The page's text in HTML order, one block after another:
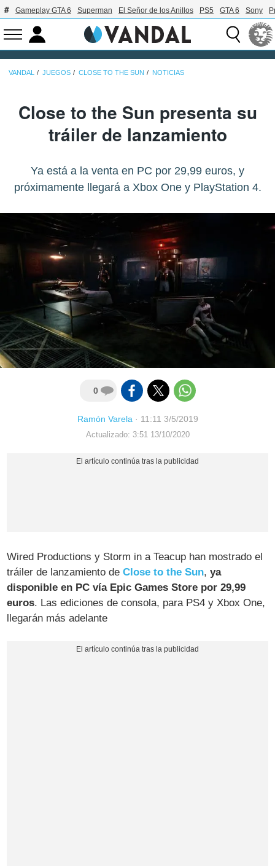
Gameplay GTA 6 Superman El Señor de los Anillos PS5 GTA 6 Sony
VANDAL JUEGOS CLOSE TO THE SUN NOTICIAS
Close to the Sun presenta su
tráiler de lanzamiento
Ya está a la venta en PC por 29,99 euros, y
próximamente llegará a Xbox One y PlayStation 4.
0
Ramón Varela· 11:11 3/5/2019
Actualizado: 3:51 13/10/2020
Wired Productions y Storm in a Teacup han mostrado el
tráiler de lanzamiento deClose to the Sun,ya
disponible en PC vía Epic Games Store por 29,99
euros. Las ediciones de consola, para PS4 y Xbox One,
llegarán más adelante